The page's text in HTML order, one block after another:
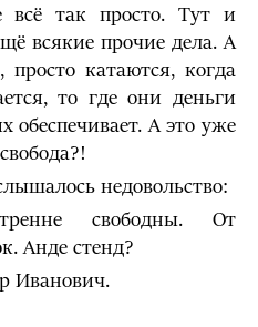
всё так просто. Тут и
всякие прочие дела. А
катаются, когда
то где они деньги
обеспечивает. А это уже
недовольство:
свободны. От
Анде стенд?
Иванович.